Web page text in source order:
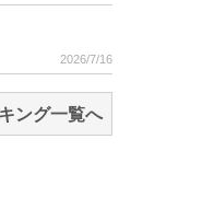
2026/7/16
ング一覧へ